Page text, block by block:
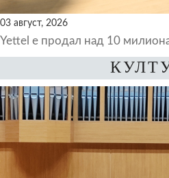
03 август, 2026
Yettel е продал над 10